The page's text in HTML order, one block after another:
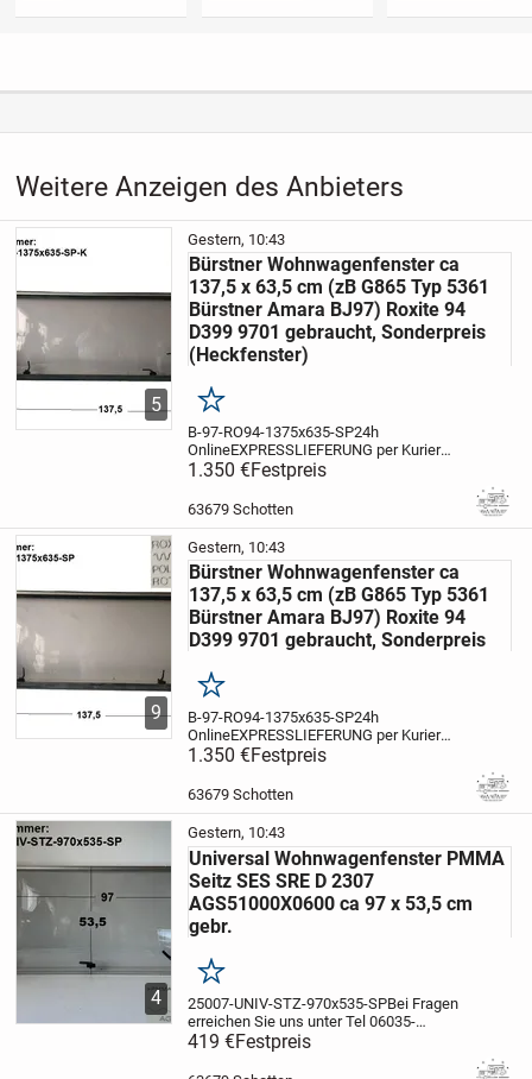
Fahrzeuge
Weitere Anzeigen des Anbieters
5
Gestern, 10:43
Bürstner Wohnwagenfenster ca
137,5 x 63,5 cm (zB G865 Typ 5361
Bürstner Amara BJ97) Roxite 94
D399 9701 gebraucht, Sonderpreis
(Heckfenster)
Merken
B-97-RO94-1375x635-SP24h
OnlineEXPRESSLIEFERUNG per Kurier
wenn es sehr schnell gehen muß für 0,99
EUR pro km möglich
Bürstner Wohnwagenfenster ca 137,5 x
1.350 €Festpreis
63679 Schotten
9
Gestern, 10:43
Bürstner Wohnwagenfenster ca
137,5 x 63,5 cm (zB G865 Typ 5361
Bürstner Amara BJ97) Roxite 94
D399 9701 gebraucht, Sonderpreis
Merken
B-97-RO94-1375x635-SP24h
OnlineEXPRESSLIEFERUNG per Kurier
wenn es sehr schnell gehen muß für 0,99
EUR pro km möglich
Bürstner Wohnwagenfenster ca 137,5 x
1.350 €Festpreis
63679 Schotten
4
Gestern, 10:43
Universal Wohnwagenfenster PMMA
Seitz SES SRE D 2307
AGS51000X0600 ca 97 x 53,5 cm
gebr.
Merken
25007-UNIV-STZ-970x535-SPBei Fragen
erreichen Sie uns unter Tel 06035-
916011124h Online
per Kurier wenn es sehr schnell gehen
muß für 1,25 EUR pro km
419 €Festpreis